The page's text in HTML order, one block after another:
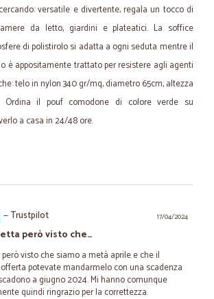
versatile e divertente, regala un tocco di
da letto, giardini e plateatici. La soffice
di polistirolo si adatta a ogni seduta mentre il
è appositamente trattato per resistere agli agenti
telo in nylon 340 gr/mq, diametro 65cm, altezza
Ordina il pouf comodone di colore verde su
a casa in 24/48 ore.
17/04/2024
—Trustpilot
però visto che…
visto che siamo a metà aprile e che il
potevate mandarmelo con una scadenza
a giugno 2024. Mi hanno comunque
quindi ringrazio per la correttezza.